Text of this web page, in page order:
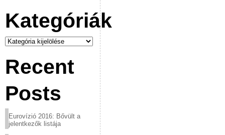
Kategóriák
Kategóriák
Recent
Posts
Eurovízió 2016: Bővült a
jelentkezők listája